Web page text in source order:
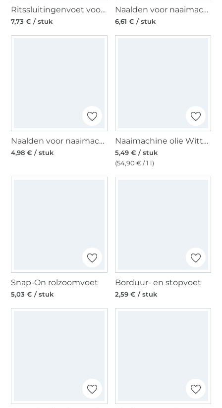
Ritssluitingenvoet voor naaimachines
7,73 € / stuk
Naalden voor naaimachines 130/705, Stretch 75
6,61 € / stuk
Naalden voor naaimachines 130/705, Universal 70
4,98 € / stuk
Naaimachine olie Witte olie 100 ml
5,49 € / stuk
(54,90 € / 1 l)
Snap-On rolzoomvoet
5,03 € / stuk
Borduur- en stopvoet
2,59 € / stuk